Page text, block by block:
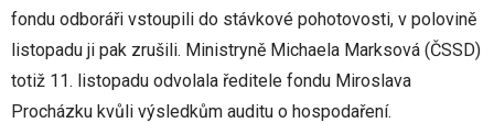
fondu odboráři vstoupili do stávkové pohotovosti, v polovině
listopadu ji pak zrušili. Ministryně Michaela Marksová (ČSSD)
totiž 11. listopadu odvolala ředitele fondu Miroslava
Procházku kvůli výsledkům auditu o hospodaření.